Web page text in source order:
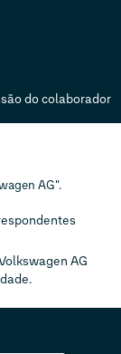
do colaborador
AG".
AG